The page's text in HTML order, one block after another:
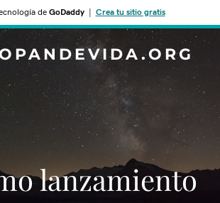
de GoDaddy| Crea tu sitio gratis
lanzamiento